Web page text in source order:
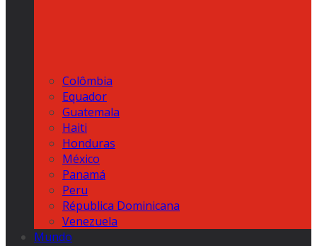
Colômbia
Equador
Guatemala
Haiti
Honduras
México
Panamá
Peru
Républica Dominicana
Venezuela
Mundo